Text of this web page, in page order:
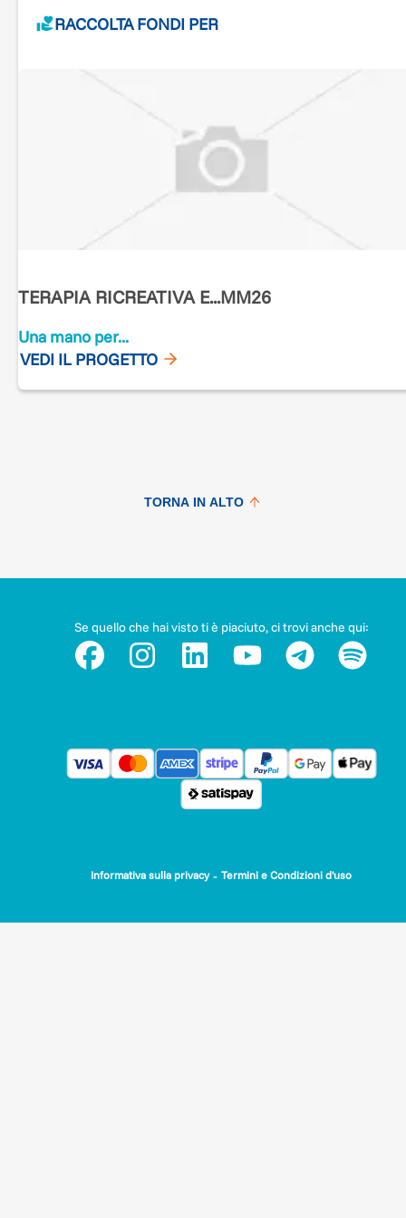
RACCOLTA FONDI PER
TERAPIA RICREATIVA E...MM26
Una mano per...
VEDI IL PROGETTO
TORNA IN ALTO
Se quello che hai visto ti è piaciuto, ci trovi anche qui:
Informativa sulla privacy - Termini e Condizioni d'uso